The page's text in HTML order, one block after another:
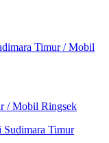
Timur / Mobil
/ Mobil Ringsek
Timur